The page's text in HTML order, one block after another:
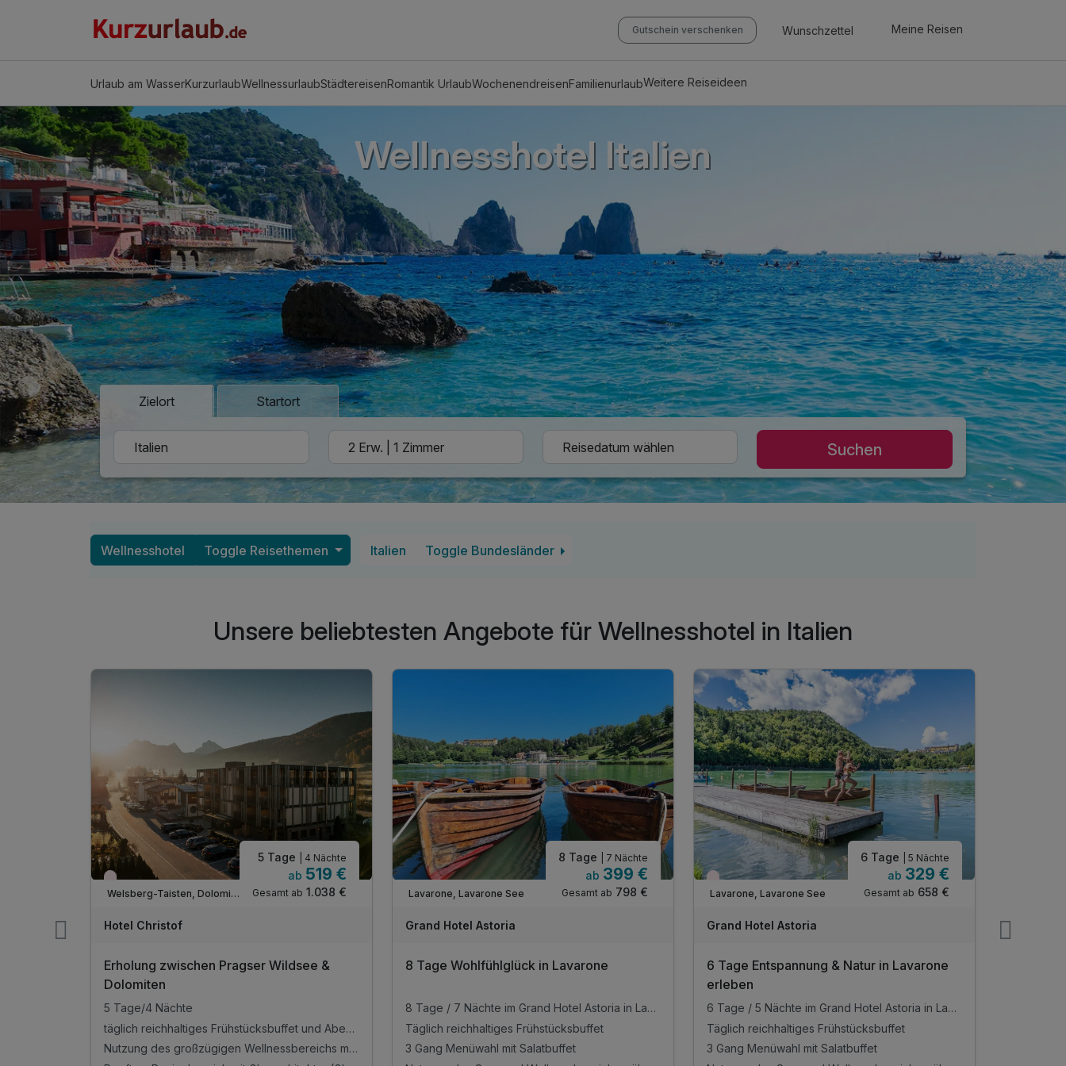
Gutschein verschenken Wunschzettel Meine Reisen
Urlaub am WasserKurzurlaubWellnessurlaubStädtereisenRomantik UrlaubWochenendreisenFamilienurlaubWeitere Reiseideen
Wellnesshotel Italien
Zielort Startort
Suchen
Wellnesshotel Toggle Reisethemen Italien Toggle Bundesländer
Unsere beliebtesten Angebote für Wellnesshotel in Italien
Nur noch Restplätze
Welsberg-Taisten, Dolomiten
5 Tage | 4 Nächte
ab 519 €
Gesamt ab 1.038 €
Hotel Christof
Erholung zwischen Pragser Wildsee &
Dolomiten
5 Tage/4 Nächte
täglich reichhaltiges Frühstücksbuffet und Abendessen
Nutzung des großzügigen Wellnessbereichs mit Indoor-Pool, Sauna, Dampfbad und vielfältige Ruhezonen
Lavarone, Lavarone See
8 Tage | 7 Nächte
ab 399 €
Gesamt ab 798 €
Grand Hotel Astoria
8 Tage Wohlfühlglück in Lavarone
8 Tage / 7 Nächte im Grand Hotel Astoria in Lavarone
Täglich reichhaltiges Frühstücksbuffet
3 Gang Menüwahl mit Salatbuffet
Nur noch Restplätze
Lavarone, Lavarone See
6 Tage | 5 Nächte
ab 329 €
Gesamt ab 658 €
Grand Hotel Astoria
6 Tage Entspannung & Natur in Lavarone
erleben
6 Tage / 5 Nächte im Grand Hotel Astoria in Lavarone
Täglich reichhaltiges Frühstücksbuffet
3 Gang Menüwahl mit Salatbuffet
Grand